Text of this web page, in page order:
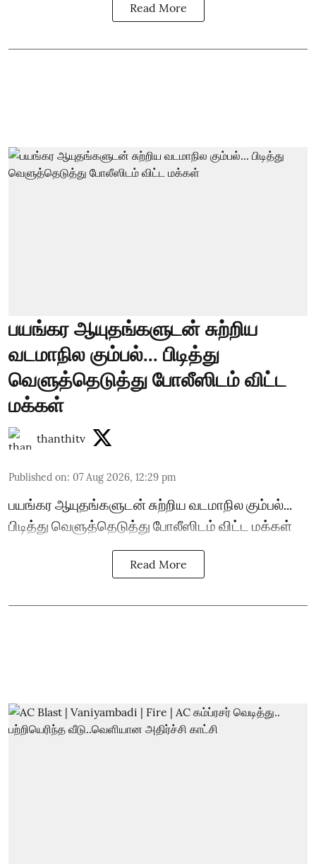
Read More
பயங்கர ஆயுதங்களுடன் சுற்றிய
வடமாநில கும்பல்... பிடித்து
வெளுத்தெடுத்து போலீஸிடம் விட்ட
மக்கள்
thanthitv
Published on: 07 Aug 2026, 12:29 pm
பயங்கர ஆயுதங்களுடன் சுற்றிய வடமாநில கும்பல்...
பிடித்து வெளுத்தெடுத்து போலீஸிடம் விட்ட மக்கள்
Read More